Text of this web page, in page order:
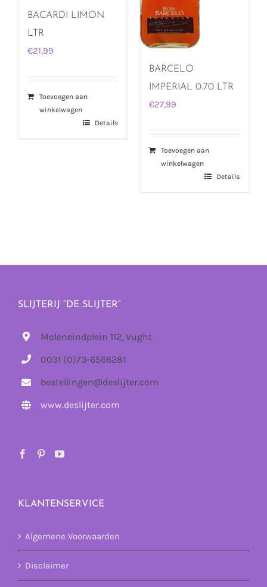
BACARDI LIMON
LTR
€21,99
Toevoegen aan
winkelwagen
Details
BARCELO
IMPERIAL 0.70 LTR
€27,99
Toevoegen aan
winkelwagen
Details
SLIJTERIJ “DE SLIJTER”
Moleneindplein 112, Vught
0031 (0)73-6566281
bestellingen@deslijter.com
www.deslijter.com
KLANTENSERVICE
Algemene Voorwaarden
Disclaimer